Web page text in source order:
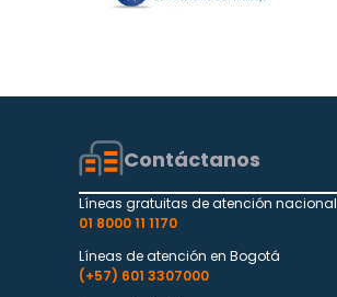
Contáctanos
Líneas gratuitas de atención nacional
01 8000 11 1170
Líneas de atención en Bogotá
(+57) 601 3307000